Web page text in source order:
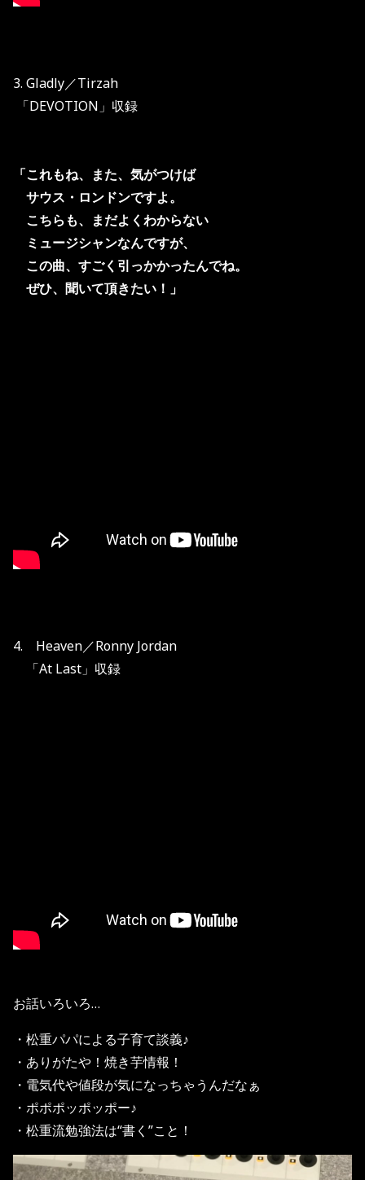
3. Gladly／Tirzah
「DEVOTION」収録
「これもね、また、気がつけば
サウス・ロンドンですよ。
こちらも、まだよくわからない
ミュージシャンなんですが、
この曲、すごく引っかかったんでね。
ぜひ、聞いて頂きたい！」
4. Heaven／Ronny Jordan
「At Last」収録
お話いろいろ…
・松重パパによる子育て談義♪
・ありがたや！焼き芋情報！
・電気代や値段が気になっちゃうんだなぁ
・ポポポッポッポー♪
・松重流勉強法は“書く”こと！